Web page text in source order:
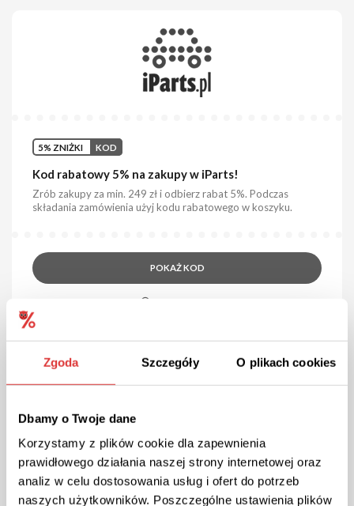
Zgoda Szczegóły O plikach cookies
Dbamy o Twoje dane
Korzystamy z plików cookie dla zapewnienia
prawidłowego działania naszej strony internetowej oraz
analiz w celu dostosowania usług i ofert do potrzeb
naszych użytkowników. Poszczególne ustawienia plików
5% ZNIŻKI KOD
Kod rabatowy 5% na zakupy w iParts!
Zrób zakupy za min. 249 zł i odbierz rabat 5%. Podczas
składania zamówienia użyj kodu rabatowego w koszyku.
POKAŻ KOD
10% ZNIŻKI
Kod rabatowy 10% na wycieraczki i żarówki w